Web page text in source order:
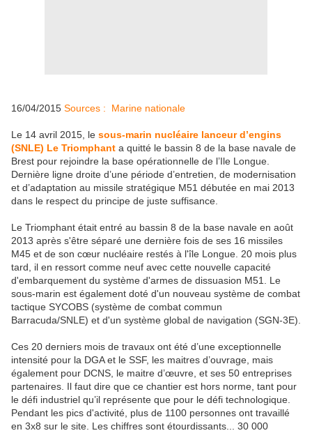
16/04/2015 Sources : Marine nationale
Le 14 avril 2015, le sous-marin nucléaire lanceur d’engins
(SNLE) Le Triomphant a quitté le bassin 8 de la base navale de
Brest pour rejoindre la base opérationnelle de l’Ile Longue.
Dernière ligne droite d’une période d’entretien, de modernisation
et d’adaptation au missile stratégique M51 débutée en mai 2013
dans le respect du principe de juste suffisance.
Le Triomphant était entré au bassin 8 de la base navale en août
2013 après s'être séparé une dernière fois de ses 16 missiles
M45 et de son cœur nucléaire restés à l'île Longue. 20 mois plus
tard, il en ressort comme neuf avec cette nouvelle capacité
d'embarquement du système d'armes de dissuasion M51. Le
sous-marin est également doté d'un nouveau système de combat
tactique SYCOBS (système de combat commun
Barracuda/SNLE) et d'un système global de navigation (SGN-3E).
Ces 20 derniers mois de travaux ont été d’une exceptionnelle
intensité pour la DGA et le SSF, les maitres d’ouvrage, mais
également pour DCNS, le maitre d’œuvre, et ses 50 entreprises
partenaires. Il faut dire que ce chantier est hors norme, tant pour
le défi industriel qu’il représente que pour le défi technologique.
Pendant les pics d'activité, plus de 1100 personnes ont travaillé
en 3x8 sur le site. Les chiffres sont étourdissants... 30 000